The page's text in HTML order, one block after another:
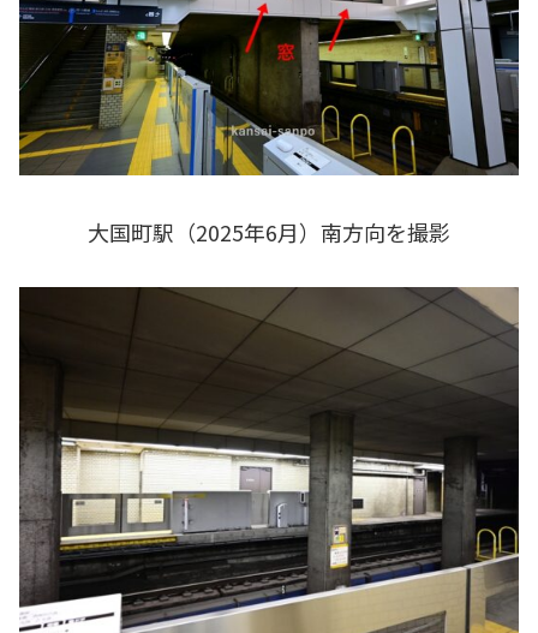
大国町駅（2025年6月）南方向を撮影